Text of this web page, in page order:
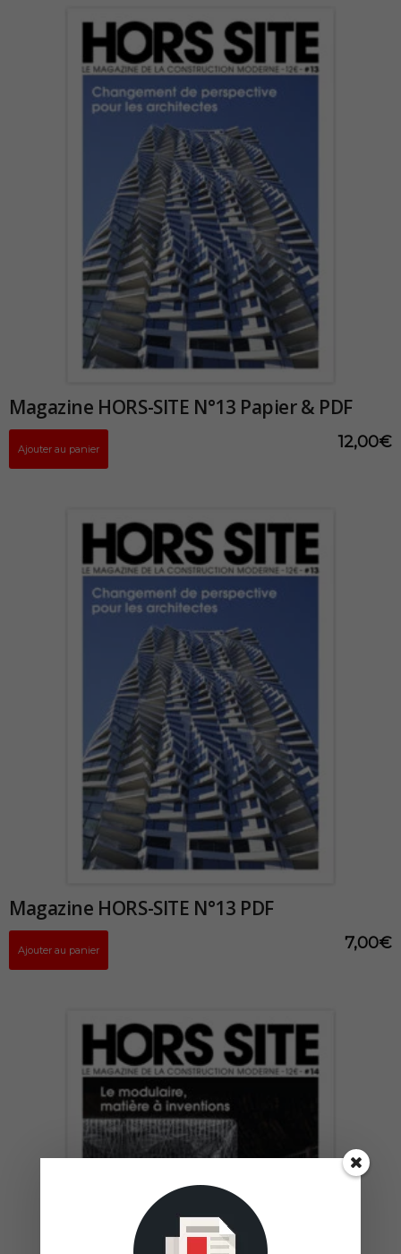
Magazine HORS-SITE N°13 Papier & PDF
12,00€
Ajouter au panier
Magazine HORS-SITE N°13 PDF
7,00€
Ajouter au panier